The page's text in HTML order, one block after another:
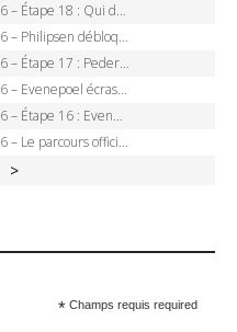
Merlette, première marche vers l’Alpe d’Huez ?
à Voiron, Pedersen en danger pour le maillot vert
peut-il verrouiller le maillot vert à Voiron ?
d’Évian, Seixas 4e, Lipowitz abandonne
domptera le chrono d’Évian pour redessiner le podium ?
: 21 étapes, profils, carte et dates
>
* Champs requis required